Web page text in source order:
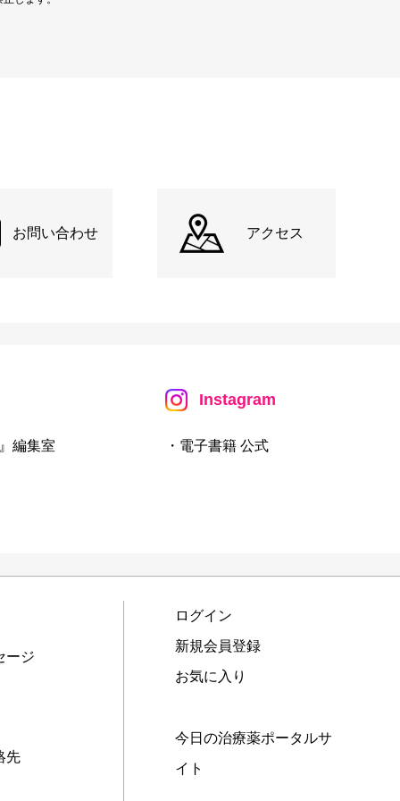
お問い合わせ アクセス
編集室
Instagram
・電子書籍 公式
ージ
先
ログイン
新規会員登録
お気に入り
今日の治療薬ポータルサ
イト